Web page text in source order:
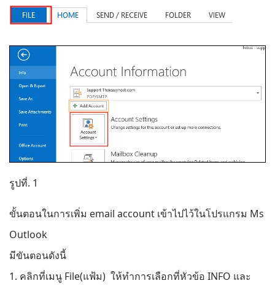
รูปที่. 1
ขั้นตอนในการเพิ่ม email account เข้าไปไว้ในโปรแกรม Ms
Outlook
มีขันตอนดังนี้
1. คลิกที่เมนู File(แฟ้ม) ให้ทำการเลือกที่หัวข้อ INFO และ